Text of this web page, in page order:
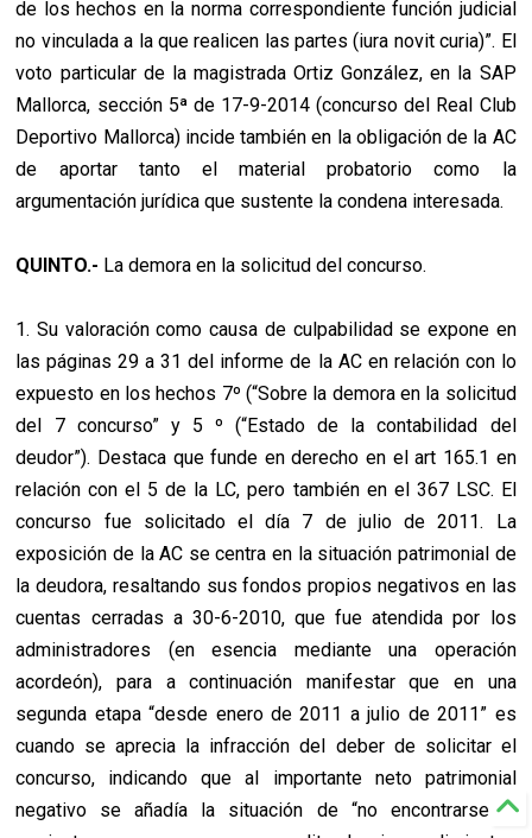
de los hechos en la norma correspondiente función judicial
no vinculada a la que realicen las partes (iura novit curia)”. El
voto particular de la magistrada Ortiz González, en la SAP
Mallorca, sección 5ª de 17-9-2014 (concurso del Real Club
Deportivo Mallorca) incide también en la obligación de la AC
de aportar tanto el material probatorio como la
argumentación jurídica que sustente la condena interesada.
QUINTO.- La demora en la solicitud del concurso.
1. Su valoración como causa de culpabilidad se expone en
las páginas 29 a 31 del informe de la AC en relación con lo
expuesto en los hechos 7º (“Sobre la demora en la solicitud
del 7 concurso” y 5 º (“Estado de la contabilidad del
deudor”). Destaca que funde en derecho en el art 165.1 en
relación con el 5 de la LC, pero también en el 367 LSC. El
concurso fue solicitado el día 7 de julio de 2011. La
exposición de la AC se centra en la situación patrimonial de
la deudora, resaltando sus fondos propios negativos en las
cuentas cerradas a 30-6-2010, que fue atendida por los
administradores (en esencia mediante una operación
acordeón), para a continuación manifestar que en una
segunda etapa “desde enero de 2011 a julio de 2011” es
cuando se aprecia la infracción del deber de solicitar el
concurso, indicando que al importante neto patrimonial
negativo se añadía la situación de “no encontrarse al